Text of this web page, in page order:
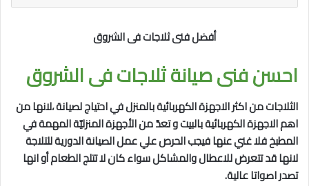
أفضل فنى ثلاجات فى الشروق
احسن فنى صيانة ثلاجات فى الشروق
الثلاجات من اكثر الاجهزة الكهربائية بالمنزل في احتياج لصيانة ،لانها من
اهمالاجهزة الكهربائية بالبيت و تعدّ من الأجهزة المنزليّة المهمة في
المطبخ فلا غني عنها فيجب الحرص علي عمل الصيانة الدورية للتلاجة
لانها قد تتعرض للاعطال والمشاكل سواء كان لا تتلج الطعام أو انها
تصدر اصواتا عالية.